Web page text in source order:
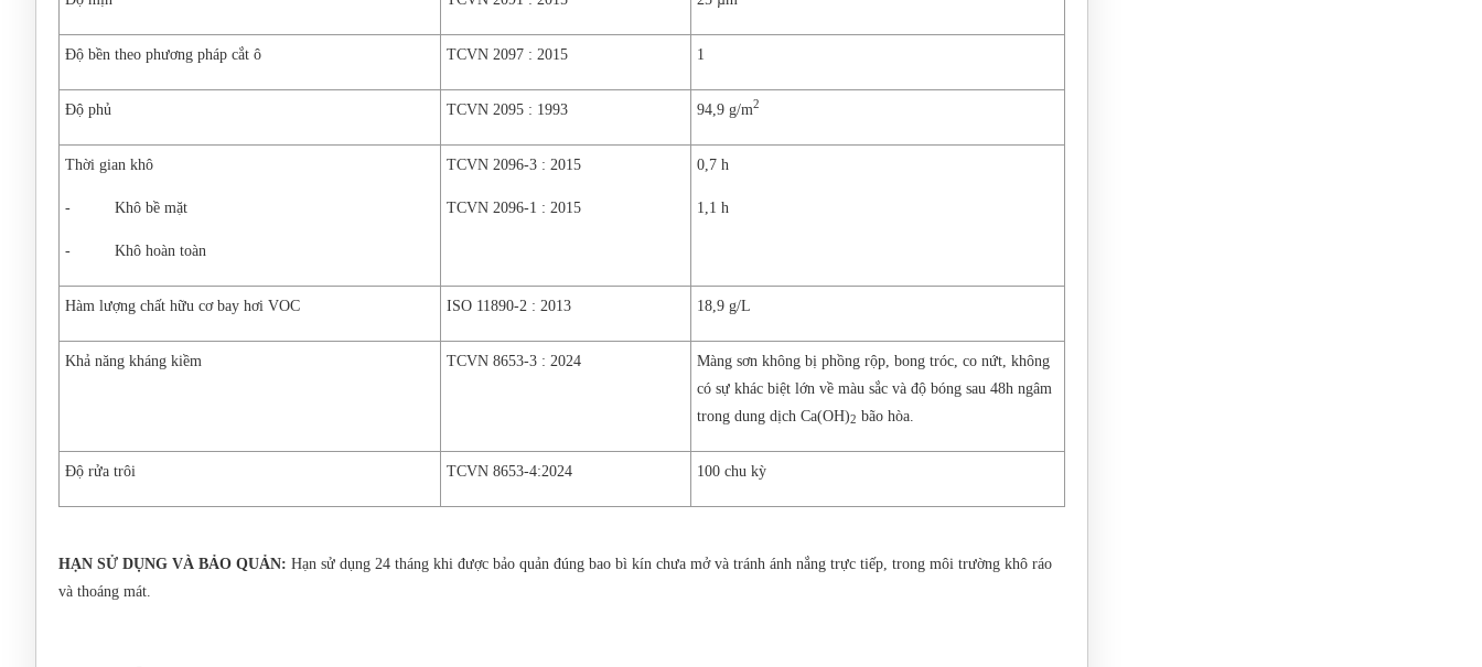
Độ bền theo phương pháp cắt ô TCVN 2097 : 2015 1
Độ phủ TCVN 2095 : 1993 94,9 g/m2
Thời gian khô
- Khô bề mặt
- Khô hoàn toàn
TCVN 2096-3 : 2015
TCVN 2096-1 : 2015
0,7 h
1,1 h
Hàm lượng chất hữu cơ bay hơi VOC ISO 11890-2 : 2013 18,9 g/L
Khả năng kháng kiềm TCVN 8653-3 : 2024
Màng sơn không bị phồng rộp, bong tróc, co nứt, không
có sự khác biệt lớn về màu sắc và độ bóng sau 48h ngâm
trong dung dịch Ca(OH)2 bão hòa.
Độ rửa trôi TCVN 8653-4:2024 100 chu kỳ
HẠN SỬ DỤNG VÀ BẢO QUẢN: Hạn sử dụng 24 tháng khi được bảo quản đúng bao bì kín chưa mở và tránh ánh nắng trực tiếp, trong môi trường khô ráo
và thoáng mát.